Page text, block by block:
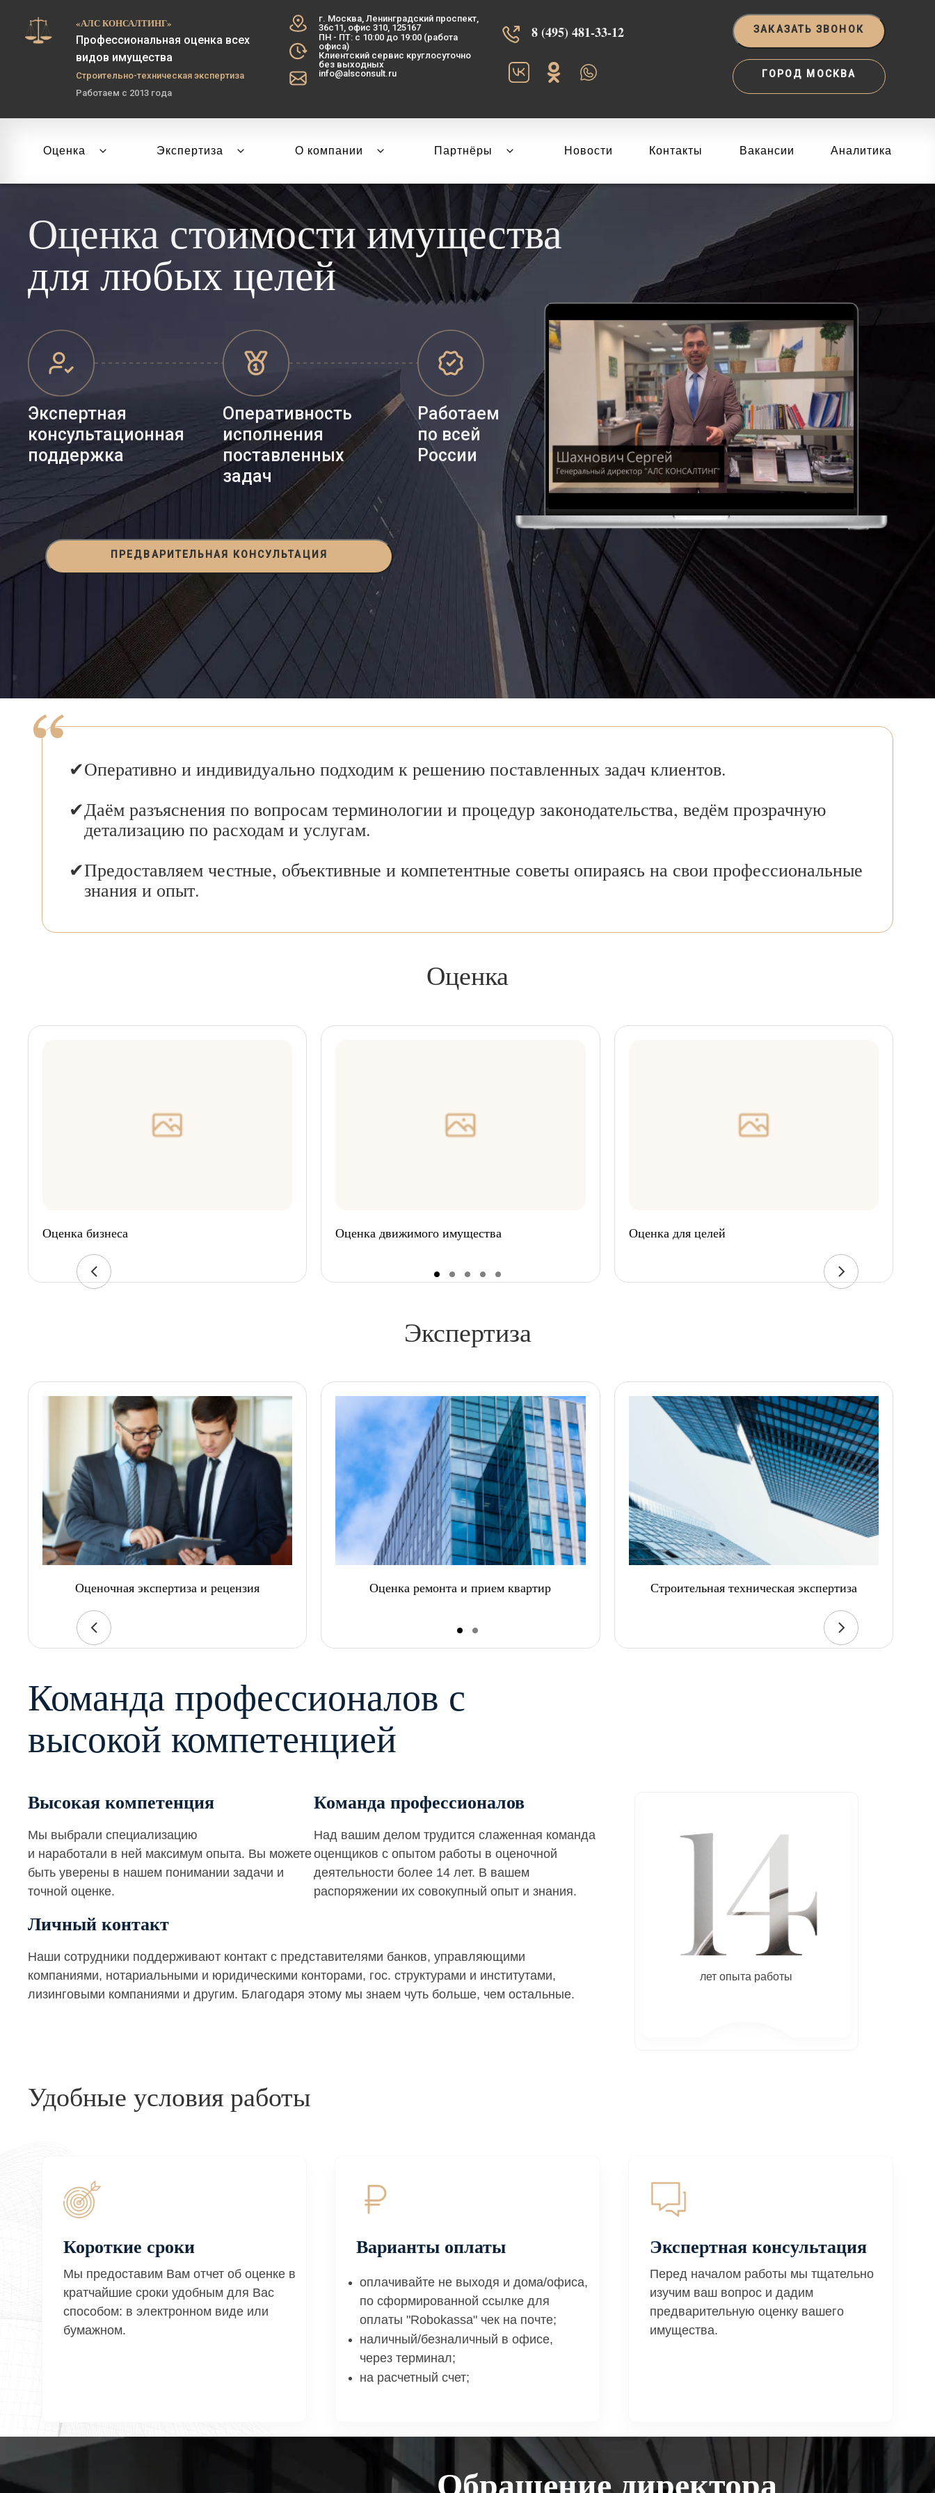
«АЛС КОНСАЛТИНГ»
Профессиональная оценка всех
видов имущества
Строительно-техническая экспертиза
Работаем с 2013 года
г. Москва, Ленинградский проспект,
36с11, офис 310, 125167
ПН - ПТ: с 10:00 до 19:00 (работа
офиса)
Клиентский сервис круглосуточно
без выходных
info@alsconsult.ru
8 (495) 481-33-12‬‬ ЗАКАЗАТЬ ЗВОНОК
ГОРОД МОСКВА
Оценка Экспертиза О компании Партнёры Новости Контакты Вакансии Аналитика
Оценка стоимости имущества
для любых целей
Экспертная
консультационная
поддержка
Оперативность
исполнения
поставленных
задач
Работаем
по всей
России
ПРЕДВАРИТЕЛЬНАЯ КОНСУЛЬТАЦИЯ
Оперативно и индивидуально подходим к решению поставленных задач клиентов.
Даём разъяснения по вопросам терминологии и процедур законодательства, ведём прозрачную
детализацию по расходам и услугам.
Предоставляем честные, объективные и компетентные советы опираясь на свои профессиональные
знания и опыт.
Оценка
Оценка бизнеса Оценка движимого имущества Оценка для целей
Экспертиза
Оценочная экспертиза и рецензия Оценка ремонта и прием квартир Строительная техническая экспертиза
Команда профессионалов с
высокой компетенцией
Высокая компетенция
Мы выбрали специализацию
и наработали в ней максимум опыта. Вы можете
быть уверены в нашем понимании задачи и
точной оценке.
Команда профессионалов
Над вашим делом трудится слаженная команда
оценщиков с опытом работы в оценочной
деятельности более 14 лет. В вашем
распоряжении их совокупный опыт и знания.
Личный контакт
Наши сотрудники поддерживают контакт с представителями банков, управляющими
компаниями, нотариальными и юридическими конторами, гос. структурами и институтами,
лизинговыми компаниями и другим. Благодаря этому мы знаем чуть больше, чем остальные.
лет опыта работы
Удобные условия работы
Короткие сроки
Мы предоставим Вам отчет об оценке в
кратчайшие сроки удобным для Вас
способом: в электронном виде или
бумажном.
Варианты оплаты
оплачивайте не выходя и дома/офиса,
по сформированной ссылке для
оплаты "Robokassa" чек на почте;
наличный/безналичный в офисе,
через терминал;
на расчетный счет;
Экспертная консультация
Перед началом работы мы тщательно
изучим ваш вопрос и дадим
предварительную оценку вашего
имущества.
Обращение директора